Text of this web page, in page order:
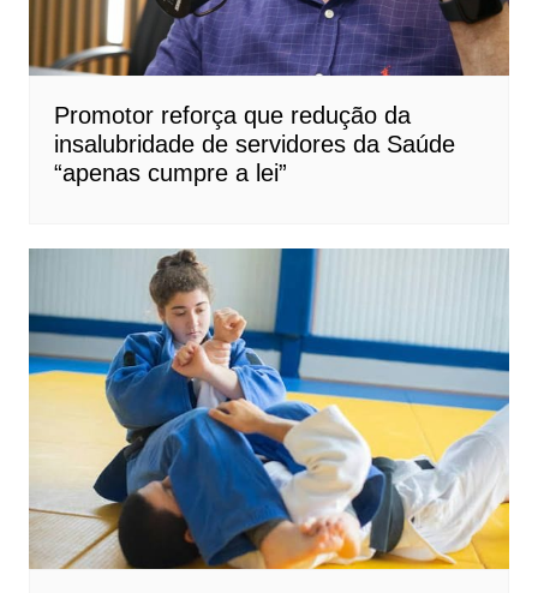
Promotor reforça que redução da
insalubridade de servidores da Saúde
“apenas cumpre a lei”